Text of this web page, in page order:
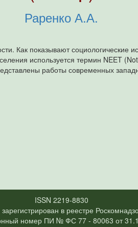
Раренко А.А.
Как показывают социологические
используется термин NEET
работы современных
ISSN 2219-8830
в реестре
номер ПИ № ФС 77 - 80063 от